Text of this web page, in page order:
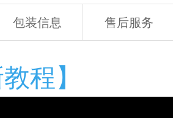
包装信息 售后服务
程】